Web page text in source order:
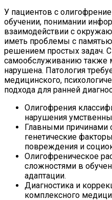
У пациентов с
обучении, понимании
взаимодействии с
иметь проблемы с
решением простых задач.
самообслуживанию также
нарушена. Патология
медицинского,
подхода для ранней
Олигофрения
нарушения
Главными причинами
генетические
повреждения и
Олигофреническое
сложностями в
адаптации.
Диагностика и
комплексного